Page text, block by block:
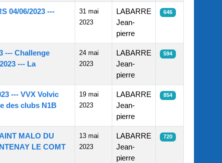
04/06/2023 ---
31 mai
2023
LABARRE
Jean-
pierre
646
--- Challenge
--- La
24 mai
2023
LABARRE
Jean-
pierre
594
--- VVX Volvic
des clubs N1B
19 mai
2023
LABARRE
Jean-
pierre
854
MALO DU
LE COMT
13 mai
2023
LABARRE
Jean-
pierre
720